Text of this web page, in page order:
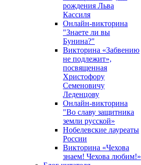
рождения Льва
Кассиля
Онлайн-викторина
"Знаете ли вы
Бунина?"
Викторина «Забвению
не подлежит»,
посвященная
Христофору
Семеновичу
Леденцову
Онлайн-викторина
"Во славу защитника
земли русской»
Нобелевские лауреаты
России
Викторина «Чехова
знаем! Чехова любим!»